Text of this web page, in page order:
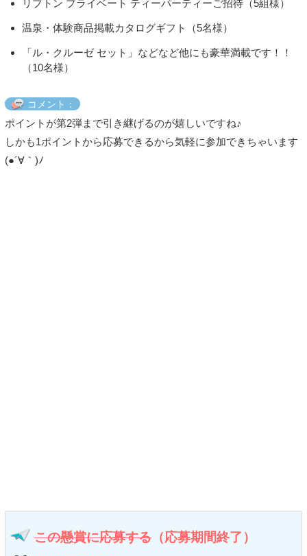
リプトン プライベート ティーパーティーご招待（5組様）
温泉・体験商品掲載カタログギフト（5名様）
「ル・クルーゼ セット」などなど他にも豪華満載です！！
（10名様）
コメント：
ポイントが第2弾まで引き継げるのが嬉しいですね♪
しかも1ポイントから応募できるから気軽に参加できちゃいます
(●´∀｀)ﾉ
この懸賞に応募する （応募期間終了）